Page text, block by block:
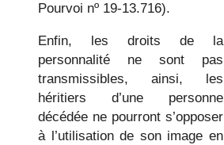
Pourvoi nº 19-13.716).
Enfin, les droits de la
personnalité ne sont pas
transmissibles, ainsi, les
héritiers d’une personne
décédée ne pourront s’opposer
à l’utilisation de son image en